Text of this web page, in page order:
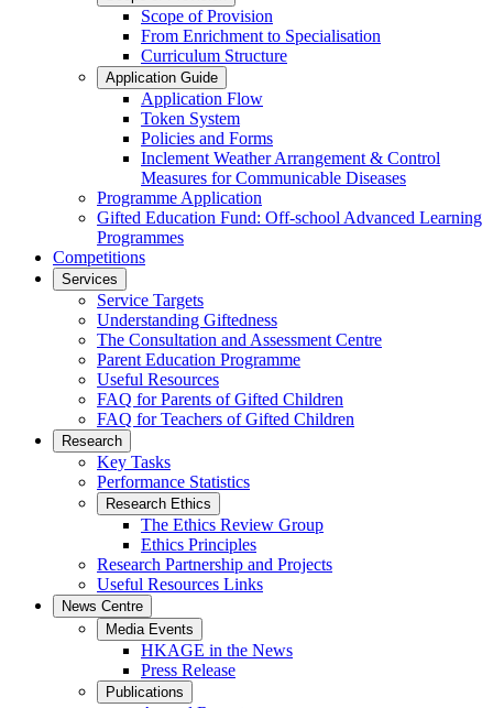
Scope of Provision
From Enrichment to Specialisation
Curriculum Structure
Application Guide
Application Flow
Token System
Policies and Forms
Inclement Weather Arrangement & Control
Measures for Communicable Diseases
Programme Application
Gifted Education Fund: Off-school Advanced Learning
Programmes
Competitions
Services
Service Targets
Understanding Giftedness
The Consultation and Assessment Centre
Parent Education Programme
Useful Resources
FAQ for Parents of Gifted Children
FAQ for Teachers of Gifted Children
Research
Key Tasks
Performance Statistics
Research Ethics
The Ethics Review Group
Ethics Principles
Research Partnership and Projects
Useful Resources Links
News Centre
Media Events
HKAGE in the News
Press Release
Publications